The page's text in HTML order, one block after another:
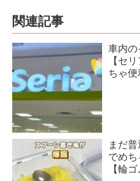
関連記事
車内の
【セ
ちゃ便
まだ
でめ
【輪